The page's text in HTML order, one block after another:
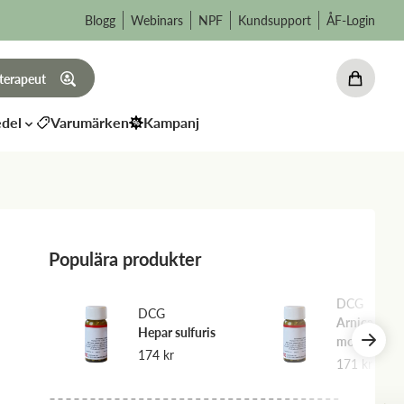
Blogg Webinars NPF Kundsupport ÅF-Login
Varumärken Kampanj
Populära produkter
DCG
Hepar sulfuris
174 kr
DCG
Arnica
montana
171 kr